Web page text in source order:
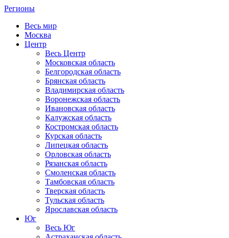
Регионы
Весь мир
Москва
Центр
Весь Центр
Московская область
Белгородская область
Брянская область
Владимирская область
Воронежская область
Ивановская область
Калужская область
Костромская область
Курская область
Липецкая область
Орловская область
Рязанская область
Смоленская область
Тамбовская область
Тверская область
Тульская область
Ярославская область
Юг
Весь Юг